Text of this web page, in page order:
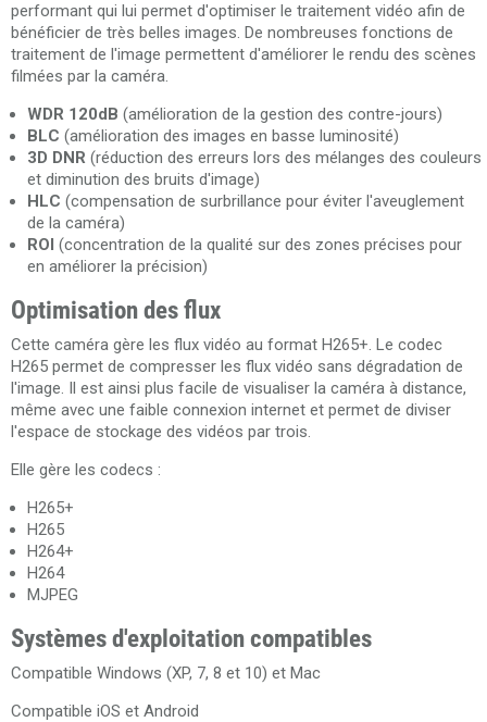
performant qui lui permet d'optimiser le traitement vidéo afin de
bénéficier de très belles images. De nombreuses fonctions de
traitement de l'image permettent d'améliorer le rendu des scènes
filmées par la caméra.
WDR 120dB (amélioration de la gestion des contre-jours)
BLC (amélioration des images en basse luminosité)
3D DNR (réduction des erreurs lors des mélanges des couleurs
et diminution des bruits d'image)
HLC (compensation de surbrillance pour éviter l'aveuglement
de la caméra)
ROI (concentration de la qualité sur des zones précises pour
en améliorer la précision)
Optimisation des flux
Cette caméra gère les flux vidéo au format H265+. Le codec
H265 permet de compresser les flux vidéo sans dégradation de
l'image. Il est ainsi plus facile de visualiser la caméra à distance,
même avec une faible connexion internet et permet de diviser
l'espace de stockage des vidéos par trois.
Elle gère les codecs :
H265+
H265
H264+
H264
MJPEG
Systèmes d'exploitation compatibles
Compatible Windows (XP, 7, 8 et 10) et Mac
Compatible iOS et Android